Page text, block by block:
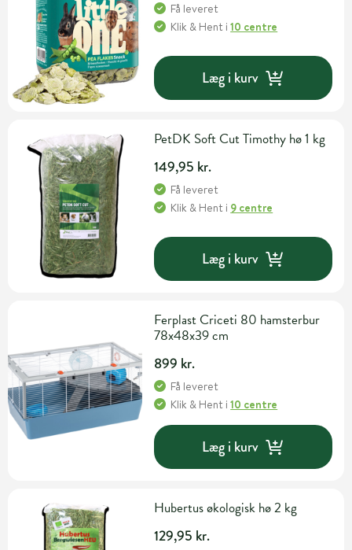
Få leveret
Klik & Hent i10 centre
Læg i kurv
PetDK Soft Cut Timothy hø 1 kg
149,95 kr.
Få leveret
Klik & Hent i 9 centre
Læg i kurv
Ferplast Criceti 80 hamsterbur
78x48x39 cm
899 kr.
Få leveret
Klik & Hent i10 centre
Læg i kurv
Hubertus økologisk hø 2 kg
129,95 kr.